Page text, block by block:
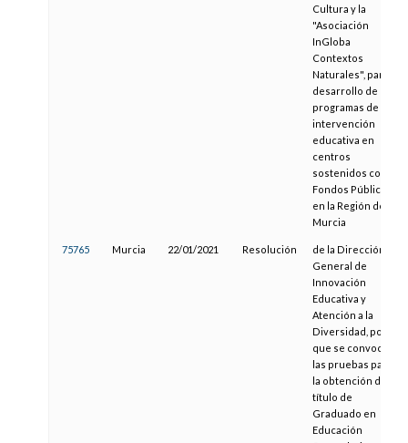
Cultura y la
"Asociación
InGloba
Contextos
Naturales", para el
desarrollo de
programas de
intervención
educativa en
centros
sostenidos con
Fondos Públicos
en la Región de
Murcia
75765 Murcia 22/01/2021 Resolución
de la Dirección
General de
Innovación
Educativa y
Atención a la
Diversidad, por la
que se convocan
las pruebas para
la obtención del
título de
Graduado en
Educación